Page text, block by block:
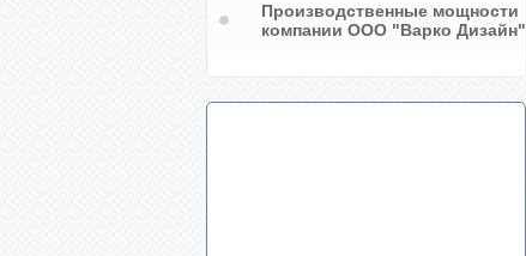
Производственные мощности
компании ООО "Варко Дизайн"